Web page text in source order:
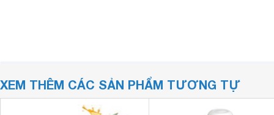
XEM THÊM CÁC SẢN PHẨM TƯƠNG TỰ